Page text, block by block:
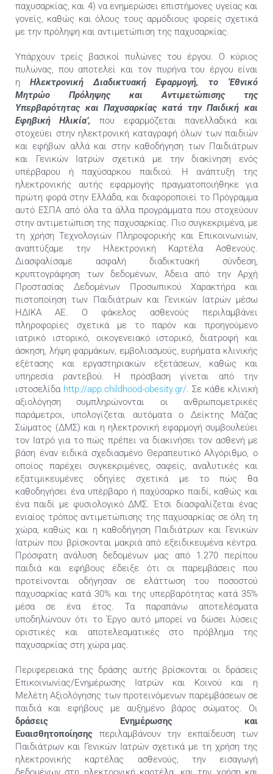
παχυσαρκίας, και 4) να ενημερώσει επιστήμονες υγείας και
γονείς, καθώς και όλους τους αρμόδιους φορείς σχετικά
με την πρόληψη και αντιμετώπιση της παχυσαρκίας.
Υπάρχουν τρείς βασικοί πυλώνες του έργου. Ο κύριος
πυλώνας, που αποτελεί και τον πυρήνα του έργου είναι
η Ηλεκτρονική Διαδικτυακή Εφαρμογή, το ‘Εθνικό
Μητρώο Πρόληψης και Αντιμετώπισης της
Υπερβαρότητας και Παχυσαρκίας κατά την Παιδική και
Εφηβική Ηλικία’, που εφαρμόζεται πανελλαδικά και
στοχεύει στην ηλεκτρονική καταγραφή όλων των παιδιών
και εφήβων αλλά και στην καθοδήγηση των Παιδιάτρων
και Γενικών Ιατρών σχετικά με την διακίνηση ενός
υπέρβαρου ή παχύσαρκου παιδιού. Η ανάπτυξη της
ηλεκτρονικής αυτής εφαρμογής πραγματοποιήθηκε για
πρώτη φορά στην Ελλάδα, και διαφοροποιεί το Πρόγραμμα
αυτό ΕΣΠΑ από όλα τα άλλα προγράμματα που στοχεύουν
στην αντιμετώπιση της παχυσαρκίας. Πιο συγκεκριμένα, με
τη χρήση Τεχνολογιών Πληροφορικής και Επικοινωνιών,
αναπτύξαμε την Ηλεκτρονική Καρτέλα Ασθενούς.
Διασφαλίσαμε ασφαλή διαδικτυακή σύνδεση,
κρυπτογράφηση των δεδομένων, Άδεια από την Αρχή
Προστασίας Δεδομένων Προσωπικού Χαρακτήρα και
πιστοποίηση των Παιδιάτρων και Γενικών Ιατρών μέσω
ΗΔΙΚΑ ΑΕ. Ο φάκελος ασθενούς περιλαμβάνει
πληροφορίες σχετικά με το παρόν και προηγούμενο
ιατρικό ιστορικό, οικογενειακό ιστορικό, διατροφή και
άσκηση, λήψη φαρμάκων, εμβολιασμούς, ευρήματα κλινικής
εξέτασης και εργαστηριακών εξετάσεων, καθώς και
υπηρεσία ραντεβού. Η πρόσβαση γίνεται από την
ιστοσελίδα http://app.childhood-obesity.gr/. Σε κάθε κλινική
αξιολόγηση συμπληρώνονται οι ανθρωπομετρικές
παράμετροι, υπολογίζεται αυτόματα ο Δείκτης Μάζας
Σώματος (ΔΜΣ) και η ηλεκτρονική εφαρμογή συμβουλεύει
τον Ιατρό για το πώς πρέπει να διακινήσει τον ασθενή με
βάση έναν ειδικά σχεδιασμένο Θεραπευτικό Αλγόριθμο, ο
οποίος παρέχει συγκεκριμένες, σαφείς, αναλυτικές και
εξατιμικευμένες οδηγίες σχετικά με το πώς θα
καθοδηγήσει ένα υπέρβαρο ή παχύσαρκο παιδί, καθώς και
ένα παιδί με φυσιολογικό ΔΜΣ. Έτσι διασφαλίζεται ένας
ενιαίος τρόπος αντιμετώπισης της παχυσαρκίας σε όλη τη
χώρα, καθώς και η καθοδήγηση Παιδιάτρων και Γενικών
Ιατρών που βρίσκονται μακριά από εξειδικευμένα κέντρα.
Πρόσφατη ανάλυση δεδομένων μας από 1.270 περίπου
παιδιά και εφήβους έδειξε ότι οι παρεμβάσεις που
προτείνονται οδήγησαν σε ελάττωση του ποσοστού
παχυσαρκίας κατά 30% και της υπερβαρότητας κατά 35%
μέσα σε ένα έτος. Τα παραπάνω αποτελέσματα
υποδηλώνουν ότι το Έργο αυτό μπορεί να δώσει λύσεις
οριστικές και αποτελεσματικές στο πρόβλημα της
παχυσαρκίας στη χώρα μας.
Περιφερειακά της δράσης αυτής βρίσκονται οι δράσεις
Επικοινωνίας/Ενημέρωσης Ιατρών και Κοινού και η
Μελέτη Αξιολόγησης των προτεινόμενων παρεμβάσεων σε
παιδιά και εφήβους με αυξημένο βάρος σώματος. Οι
δράσεις Ενημέρωσης και
Ευαισθητοποίησης περιλαμβάνουν την εκπαίδευση των
Παιδιάτρων και Γενικών Ιατρών σχετικά με τη χρήση της
ηλεκτρονικής καρτέλας ασθενούς, την εισαγωγή